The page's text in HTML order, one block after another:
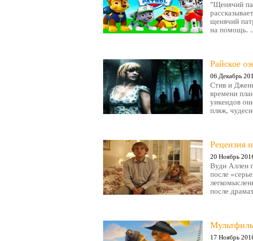
"Щенячий
щенячий
на помощь.
Райское
06 Декабрь
Стив и
времени
уикендов
пляж,
Рецензия
20 Ноябрь
Вуди Аллен
после
после
17 Ноябрь